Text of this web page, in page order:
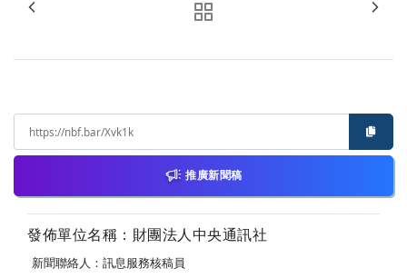
推廣新聞稿
發佈單位名稱：財團法人中央通訊社
新聞聯絡人：訊息服務核稿員